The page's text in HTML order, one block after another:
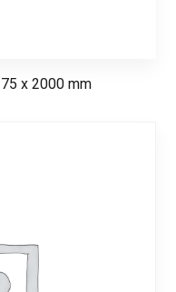
x 2000 mm